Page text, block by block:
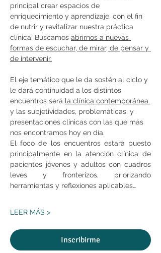
principal crear espacios de
enriquecimiento y aprendizaje, con el fin
de nutrir y revitalizar nuestra práctica
clínica. Buscamos abrirnos a nuevas
formas de escuchar, de mirar, de pensar y
de intervenir.
El eje temático que le da sostén al ciclo y
le dará continuidad a los distintos
encuentros será la clínica contemporánea
y las subjetividades, problemáticas, y
presentaciones clínicas con las que más
nos encontramos hoy en día.
El foco de los encuentros estará puesto
principalmente en la atención clínica de
pacientes jóvenes y adultos con cuadros
leves y fronterizos, priorizando
herramientas y reflexiones aplicables…
LEER MÁS >
Inscribirme